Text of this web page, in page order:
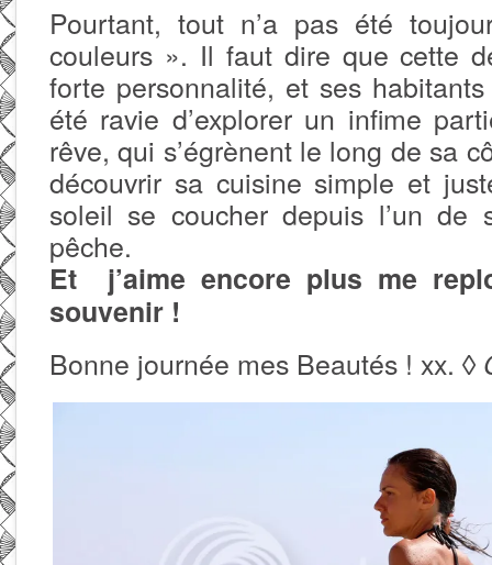
Pourtant, tout n’a pas été
couleurs ». Il faut dire que cette
forte personnalité, et ses
été ravie d’explorer un infime
rêve, qui s’égrènent le long de sa
découvrir sa cuisine simple et
soleil se coucher depuis l’un de
pêche.
Et j’aime encore plus me
souvenir !
Bonne journée mes Beautés ! xx. ◊